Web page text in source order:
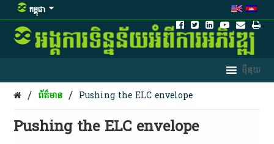
កម្ពុជា
/ ព័ត៌មាន / Pushing the ELC envelope
Pushing the ELC envelope